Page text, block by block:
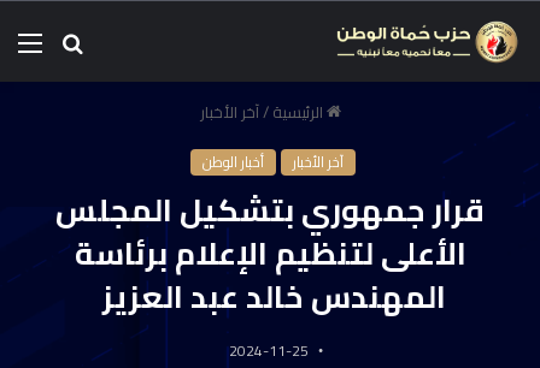
الرئيسية/آخر الأخبار
آخر الأخبار أخبار الوطن
قرار جمهوري بتشكيل المجلس
الأعلى لتنظيم الإعلام برئاسة
المهندس خالد عبد العزيز
2024-11-25